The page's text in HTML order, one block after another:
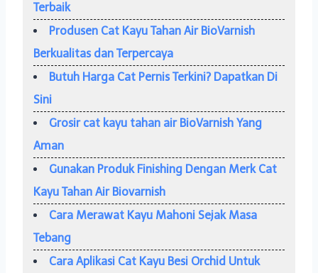
Terbaik
Produsen Cat Kayu Tahan Air BioVarnish
Berkualitas dan Terpercaya
Butuh Harga Cat Pernis Terkini? Dapatkan Di
Sini
Grosir cat kayu tahan air BioVarnish Yang
Aman
Gunakan Produk Finishing Dengan Merk Cat
Kayu Tahan Air Biovarnish
Cara Merawat Kayu Mahoni Sejak Masa
Tebang
Cara Aplikasi Cat Kayu Besi Orchid Untuk